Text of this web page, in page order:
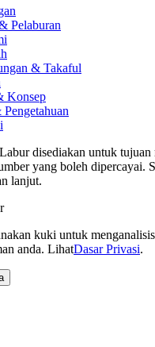
Pelaburan
& Takaful
Konsep
disediakan untuk tujuan
yang boleh dipercayai.
lanjut.
kuki untuk
anda. LihatDasar Privasi.